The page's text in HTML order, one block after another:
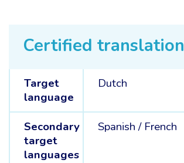
Certified translation
Target
language
Dutch
Secondary
target
languages
Spanish / French